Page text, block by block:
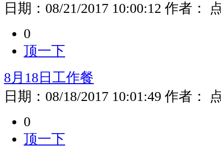
日期： 08/21/2017 10:00:12 作者：
0
顶一下
8月18日工作餐
日期： 08/18/2017 10:01:49 作者：
0
顶一下